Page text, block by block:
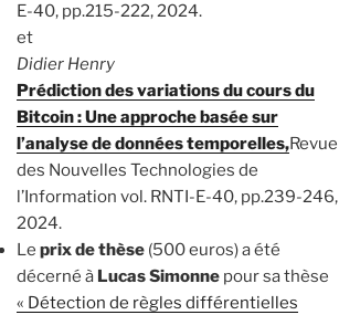
E-40, pp.215-222, 2024.
et
Didier Henry
Prédiction des variations du cours du
Bitcoin : Une approche basée sur
l’analyse de données temporelles,Revue
des Nouvelles Technologies de
l’Information vol. RNTI-E-40, pp.239-246,
2024.
Le prix de thèse (500 euros) a été
décerné à Lucas Simonne pour sa thèse
« Détection de règles différentielles